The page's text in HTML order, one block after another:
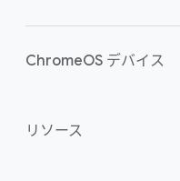
概要
ChromeOS デバイス
概要
リソース